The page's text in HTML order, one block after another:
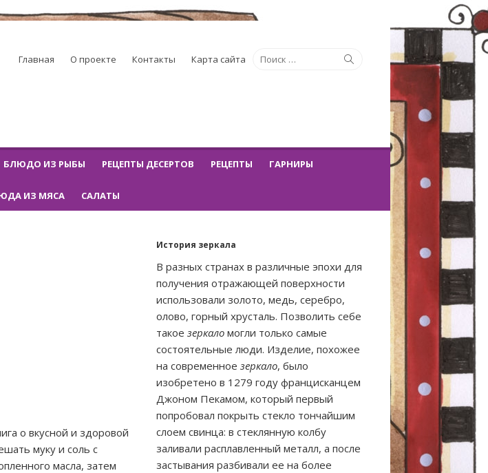
Искать:
Главная О проекте Контакты Карта сайта
БЛЮДО ИЗ РЫБЫ РЕЦЕПТЫ ДЕСЕРТОВ РЕЦЕПТЫ ГАРНИРЫ
ИЗ МЯСА САЛАТЫ
о вкусной и здоровой
муку и соль с
масла, затем
История зеркала
В разных странах в различные эпохи для
получения отражающей поверхности
использовали золото, медь, серебро,
олово, горный хрусталь. Позволить себе
такое зеркало могли только самые
состоятельные люди. Изделие, похожее
на современное зеркало, было
изобретено в 1279 году францисканцем
Джоном Пекамом, который первый
попробовал покрыть стекло тончайшим
слоем свинца: в стеклянную колбу
заливали расплавленный металл, а после
застывания разбивали ее на более